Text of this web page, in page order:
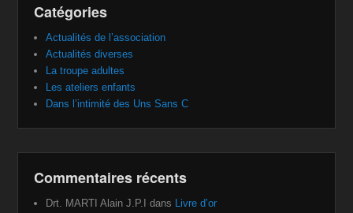
Catégories
Actualités de l’association
Actualités diverses
La troupe adultes
Les ateliers enfants
Dans l’intimité des Uns Sans C
Commentaires récents
Drt. MARTI Alain J.P.I dans Livre d’or